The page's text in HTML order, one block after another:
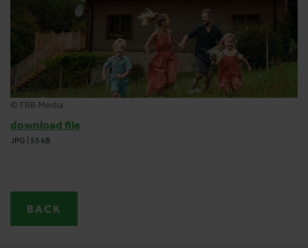
© FRB Media
download file
JPG 55 kB
BACK